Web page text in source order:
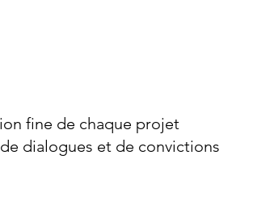
fine de chaque projet
dialogues et de convictions